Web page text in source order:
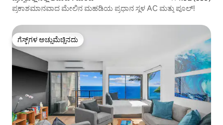
ಪ್ರಕಾಶಮಾನವಾದ ಮೇಲಿನ ಮಹಡಿಯ ಪ್ರಧಾನ ಸ್ಥಳ AC ಮತ್ತು ಪೂಲ್!
ಗೆಸ್ಟ್‌ಗಳ ಅಚ್ಚುಮೆಚ್ಚಿನದು
ಗೆಸ್ಟ್‌ಗಳ ಅಚ್ಚುಮೆಚ್ಚಿನದು